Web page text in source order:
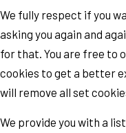
We fully respect if you
asking you again and
for that. You are free to
cookies to get a better
will remove all set
We provide you with a